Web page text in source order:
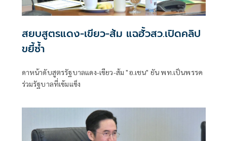
สยบสูตรแดง-เขียว-ส้ม แฉฮั้วสว.เปิดคลิป
ขยี้ซ้ำ
ดาหน้าดับสูตรรัฐบาลแดง-เขียว-ส้ม "อ.เชน" ยัน พท.เป็นพรรค
ร่วมรัฐบาลที่เข้มแข็ง